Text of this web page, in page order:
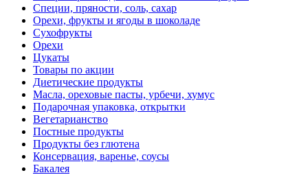
Специи, пряности, соль, сахар
Орехи, фрукты и ягоды в шоколаде
Сухофрукты
Орехи
Цукаты
Товары по акции
Диетические продукты
Масла, ореховые пасты, урбечи, хумус
Подарочная упаковка, открытки
Вегетарианство
Постные продукты
Продукты без глютена
Консервация, варенье, соусы
Бакалея